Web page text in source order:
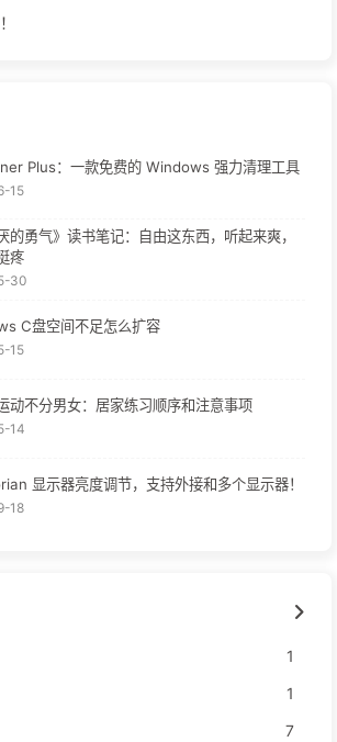
Plus：一款免费的 Windows 强力清理工具
15
的勇气》读书笔记：自由这东西，听起来爽，
疼
30
C盘空间不足怎么扩容
15
动不分男女：居家练习顺序和注意事项
14
显示器亮度调节，支持外接和多个显示器！
18
1
1
7